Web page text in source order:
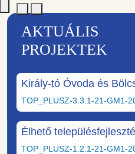
AKTUÁLIS
PROJEKTEK
Király-tó Óvoda és
TOP_PLUSZ-3.3.1-21-GM1-
Élhető
TOP_PLUSZ-1.2.1-21-GM1-